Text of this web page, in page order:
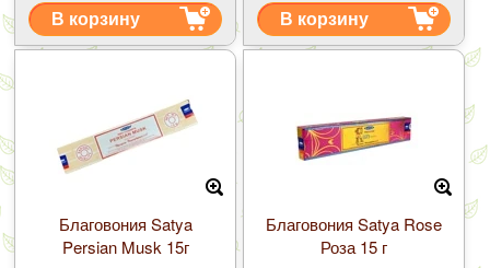
В корзину В корзину
Благовония Satya
Persian Musk 15г
Благовония Satya Rose
Роза 15 г